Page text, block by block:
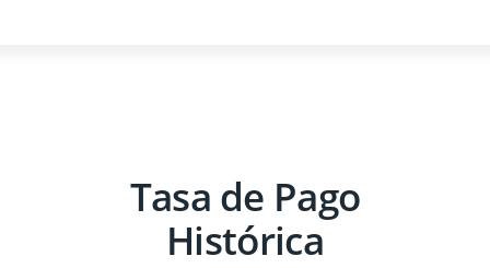
Tasa de Pago
Histórica